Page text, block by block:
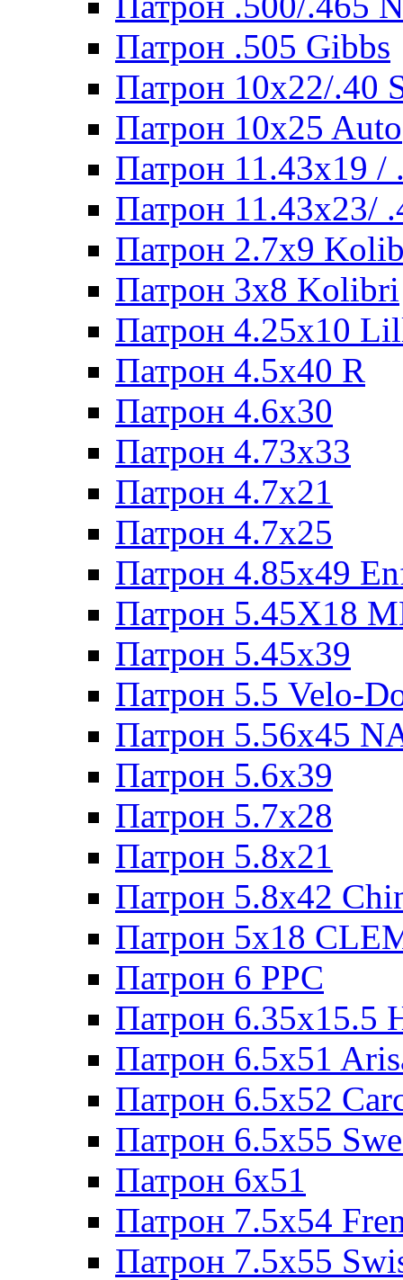
Патрон .505 Gibbs
Патрон 10x22/.40
Патрон 10x25 Auto
Патрон 11.43x19 /
Патрон 11.43x23/
Патрон 2.7x9
Патрон 3x8 Kolibri
Патрон 4.25x10
Патрон 4.5x40 R
Патрон 4.6x30
Патрон 4.73x33
Патрон 4.7x21
Патрон 4.7x25
Патрон 4.85x49
Патрон 5.45X18
Патрон 5.45х39
Патрон 5.5 Velo-
Патрон 5.56х45
Патрон 5.6х39
Патрон 5.7x28
Патрон 5.8x21
Патрон 5.8x42
Патрон 5x18
Патрон 6 PPC
Патрон 6.35x15.5
Патрон 6.5x51
Патрон 6.5x52
Патрон 6.5x55
Патрон 6x51
Патрон 7.5x54
Патрон 7.5x55